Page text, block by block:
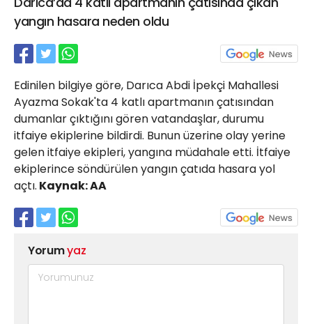
yangın hasara neden oldu
Edinilen bilgiye göre, Darıca Abdi İpekçi Mahallesi
Ayazma Sokak'ta 4 katlı apartmanın çatısından
dumanlar çıktığını gören vatandaşlar, durumu
itfaiye ekiplerine bildirdi. Bunun üzerine olay yerine
gelen itfaiye ekipleri, yangına müdahale etti. İtfaiye
ekiplerince söndürülen yangın çatıda hasara yol
açtı. Kaynak: AA
Yorumyaz
21 Gölcük
haber@golcukpostasi.com